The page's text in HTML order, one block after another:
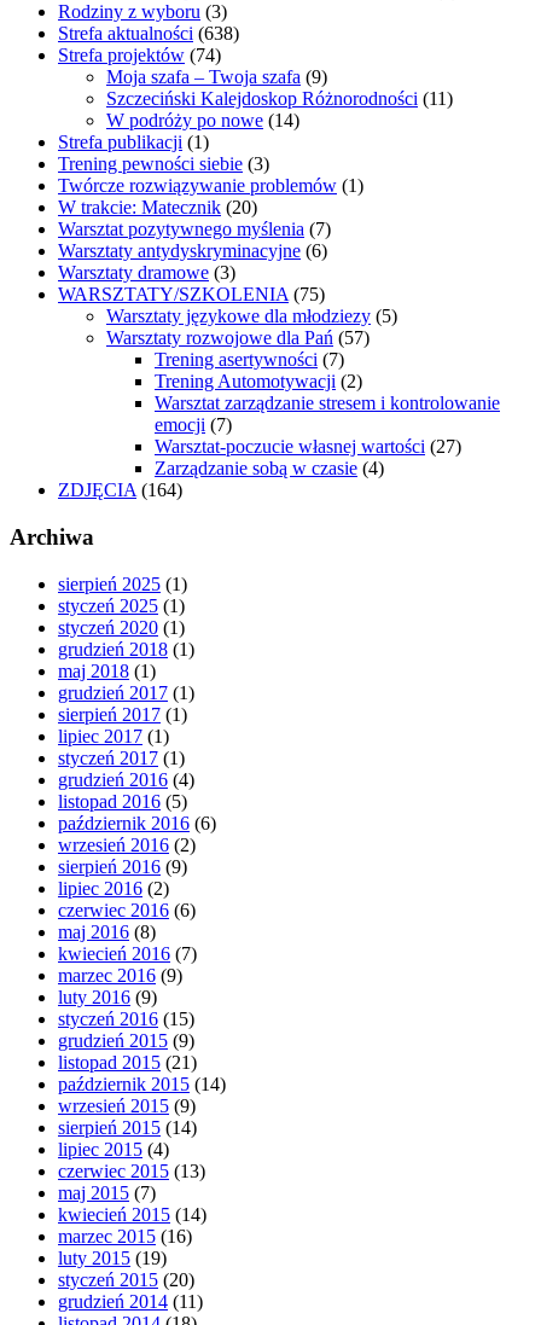
Rodziny z wyboru (3)
Strefa aktualności (638)
Strefa projektów (74)
Moja szafa – Twoja szafa (9)
Szczeciński Kalejdoskop Różnorodności (11)
W podróży po nowe (14)
Strefa publikacji (1)
Trening pewności siebie (3)
Twórcze rozwiązywanie problemów (1)
W trakcie: Matecznik (20)
Warsztat pozytywnego myślenia (7)
Warsztaty antydyskryminacyjne (6)
Warsztaty dramowe (3)
WARSZTATY/SZKOLENIA (75)
Warsztaty językowe dla młodziezy (5)
Warsztaty rozwojowe dla Pań (57)
Trening asertywności (7)
Trening Automotywacji (2)
Warsztat zarządzanie stresem i kontrolowanie
emocji (7)
Warsztat-poczucie własnej wartości (27)
Zarządzanie sobą w czasie (4)
ZDJĘCIA (164)
Archiwa
sierpień 2025 (1)
styczeń 2025 (1)
styczeń 2020 (1)
grudzień 2018 (1)
maj 2018 (1)
grudzień 2017 (1)
sierpień 2017 (1)
lipiec 2017 (1)
styczeń 2017 (1)
grudzień 2016 (4)
listopad 2016 (5)
październik 2016 (6)
wrzesień 2016 (2)
sierpień 2016 (9)
lipiec 2016 (2)
czerwiec 2016 (6)
maj 2016 (8)
kwiecień 2016 (7)
marzec 2016 (9)
luty 2016 (9)
styczeń 2016 (15)
grudzień 2015 (9)
listopad 2015 (21)
październik 2015 (14)
wrzesień 2015 (9)
sierpień 2015 (14)
lipiec 2015 (4)
czerwiec 2015 (13)
maj 2015 (7)
kwiecień 2015 (14)
marzec 2015 (16)
luty 2015 (19)
styczeń 2015 (20)
grudzień 2014 (11)